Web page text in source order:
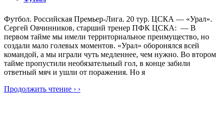
Футбол. Российская Премьер-Лига. 20 тур. ЦСКА — «Урал».
Сергей Овчинников, старший тренер ПФК ЦСКА: — В
первом тайме мы имели территориальное преимущество, но
создали мало голевых моментов. «Урал» оборонялся всей
командой, а мы играли чуть медленнее, чем нужно. Во втором
тайме пропустили необязательный гол, в конце забили
ответный мяч и ушли от поражения. Но я
Продолжить чтение › ›